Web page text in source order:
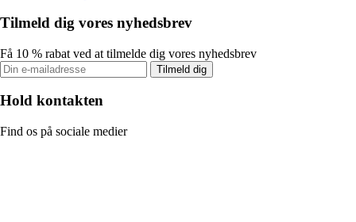
Tilmeld dig vores nyhedsbrev
Få 10 % rabat ved at tilmelde dig vores nyhedsbrev
Tilmeld dig
Hold kontakten
Find os på sociale medier